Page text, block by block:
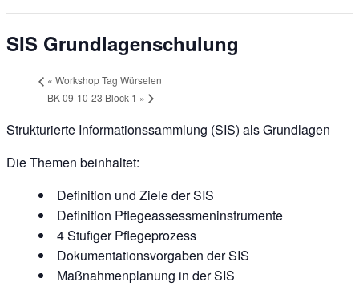
SIS Grundlagenschulung
« Workshop Tag Würselen
BK 09-10-23 Block 1 »
Strukturierte Informationssammlung (SIS) als Grundlagen
Die Themen beinhaltet:
Definition und Ziele der SIS
Definition Pflegeassessmeninstrumente
4 Stufiger Pflegeprozess
Dokumentationsvorgaben der SIS
Maßnahmenplanung in der SIS